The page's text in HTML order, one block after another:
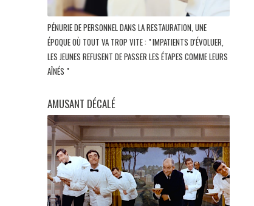
PÉNURIE DE PERSONNEL DANS LA RESTAURATION, UNE
ÉPOQUE OÙ TOUT VA TROP VITE : " IMPATIENTS D'ÉVOLUER,
LES JEUNES REFUSENT DE PASSER LES ÉTAPES COMME LEURS
AÎNÉS "
AMUSANT DÉCALÉ